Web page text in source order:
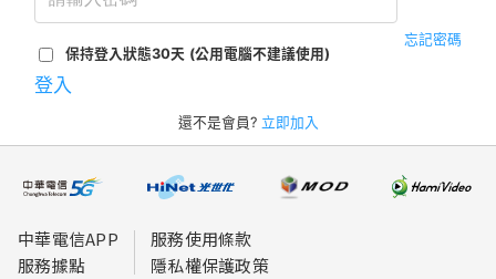
忘記密碼
保持登入狀態30天 (公用電腦不建議使用)
登入
還不是會員? 立即加入
中華電信APP
服務據點
服務使用條款
隱私權保護政策